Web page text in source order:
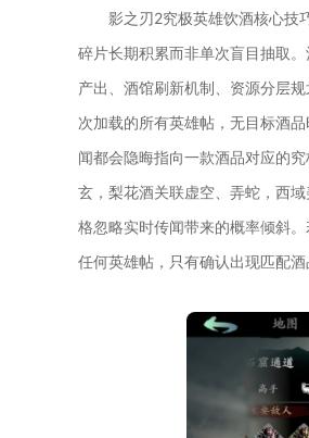
影之刃2究极英雄饮酒核心技
碎片长期积累而非单次盲目抽取
产出、酒馆刷新机制、资源分层
次加载的所有英雄帖，无目标酒
闻都会隐晦指向一款酒品对应的
玄，梨花酒关联虚空、弄蛇，西
格忽略实时传闻带来的概率倾斜
任何英雄帖，只有确认出现匹配